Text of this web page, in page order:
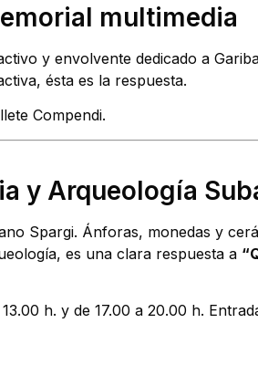
multimedia
y envolvente dedicado a
ésta es la respuesta.
Compendi.
y Arqueología
Spargi. Ánforas, monedas y
es una clara respuesta a
h. y de 17.00 a 20.00 h.